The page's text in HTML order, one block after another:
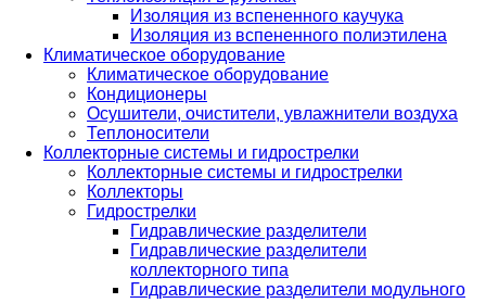
Изоляция из вспененного каучука
Изоляция из вспененного полиэтилена
Климатическое оборудование
Климатическое оборудование
Кондиционеры
Осушители, очистители, увлажнители воздуха
Теплоносители
Коллекторные системы и гидрострелки
Коллекторные системы и гидрострелки
Коллекторы
Гидрострелки
Гидравлические разделители
Гидравлические разделители
коллекторного типа
Гидравлические разделители модульного